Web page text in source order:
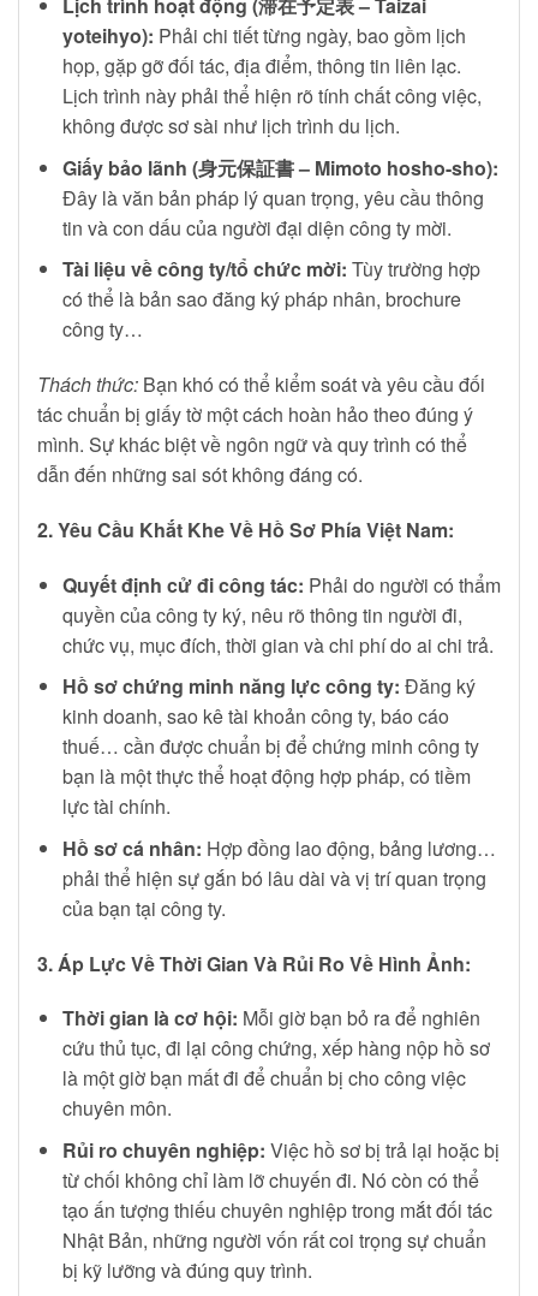
yoteihyo): Phải chi tiết từng ngày, bao gồm lịch
họp, gặp gỡ đối tác, địa điểm, thông tin liên lạc.
Lịch trình này phải thể hiện rõ tính chất công việc,
không được sơ sài như lịch trình du lịch.
Giấy bảo lãnh (身元保証書 – Mimoto hosho-sho):
Đây là văn bản pháp lý quan trọng, yêu cầu thông
tin và con dấu của người đại diện công ty mời.
Tài liệu về công ty/tổ chức mời: Tùy trường hợp
có thể là bản sao đăng ký pháp nhân, brochure
công ty…
Thách thức: Bạn khó có thể kiểm soát và yêu cầu đối
tác chuẩn bị giấy tờ một cách hoàn hảo theo đúng ý
mình. Sự khác biệt về ngôn ngữ và quy trình có thể
dẫn đến những sai sót không đáng có.
2. Yêu Cầu Khắt Khe Về Hồ Sơ Phía Việt Nam:
Quyết định cử đi công tác: Phải do người có thẩm
quyền của công ty ký, nêu rõ thông tin người đi,
chức vụ, mục đích, thời gian và chi phí do ai chi trả.
Hồ sơ chứng minh năng lực công ty: Đăng ký
kinh doanh, sao kê tài khoản công ty, báo cáo
thuế… cần được chuẩn bị để chứng minh công ty
bạn là một thực thể hoạt động hợp pháp, có tiềm
lực tài chính.
Hồ sơ cá nhân: Hợp đồng lao động, bảng lương…
phải thể hiện sự gắn bó lâu dài và vị trí quan trọng
của bạn tại công ty.
3. Áp Lực Về Thời Gian Và Rủi Ro Về Hình Ảnh:
Thời gian là cơ hội: Mỗi giờ bạn bỏ ra để nghiên
cứu thủ tục, đi lại công chứng, xếp hàng nộp hồ sơ
là một giờ bạn mất đi để chuẩn bị cho công việc
chuyên môn.
Rủi ro chuyên nghiệp: Việc hồ sơ bị trả lại hoặc bị
từ chối không chỉ làm lỡ chuyến đi. Nó còn có thể
tạo ấn tượng thiếu chuyên nghiệp trong mắt đối tác
Nhật Bản, những người vốn rất coi trọng sự chuẩn
bị kỹ lưỡng và đúng quy trình.